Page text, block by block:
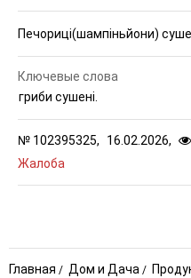
Печориці(шампіньйони)
№ 102395325, 16.02.2026,
Жалоба
Ключевые слова
гриби сушені.
Главная Дом и Дача